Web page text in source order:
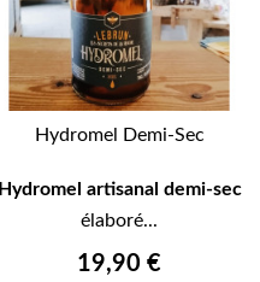
Hydromel Demi-Sec
Hydromel artisanal demi-sec
élaboré...
19,90 €